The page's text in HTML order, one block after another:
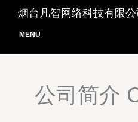
烟台凡智网络科技有限公
MENU
公司简介